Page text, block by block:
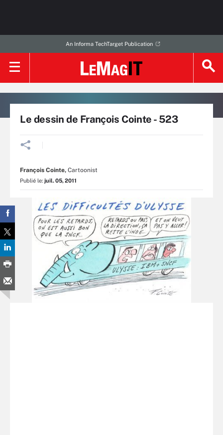
An Informa TechTarget Publication
Le dessin de François Cointe - 523
François Cointe, Cartoonist
Publié le: juil. 05, 2011